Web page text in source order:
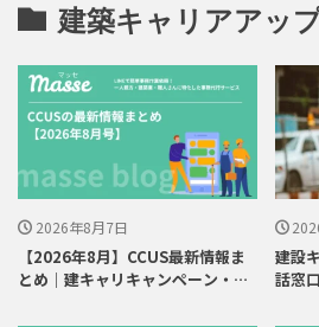
建築キャリアアッ
2026年8月7日
【2026年8月】CCUS最新情報ま
とめ｜建キャリキャンペーン・建
建設
話窓